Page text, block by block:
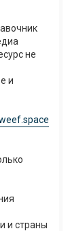
не
и
и страны